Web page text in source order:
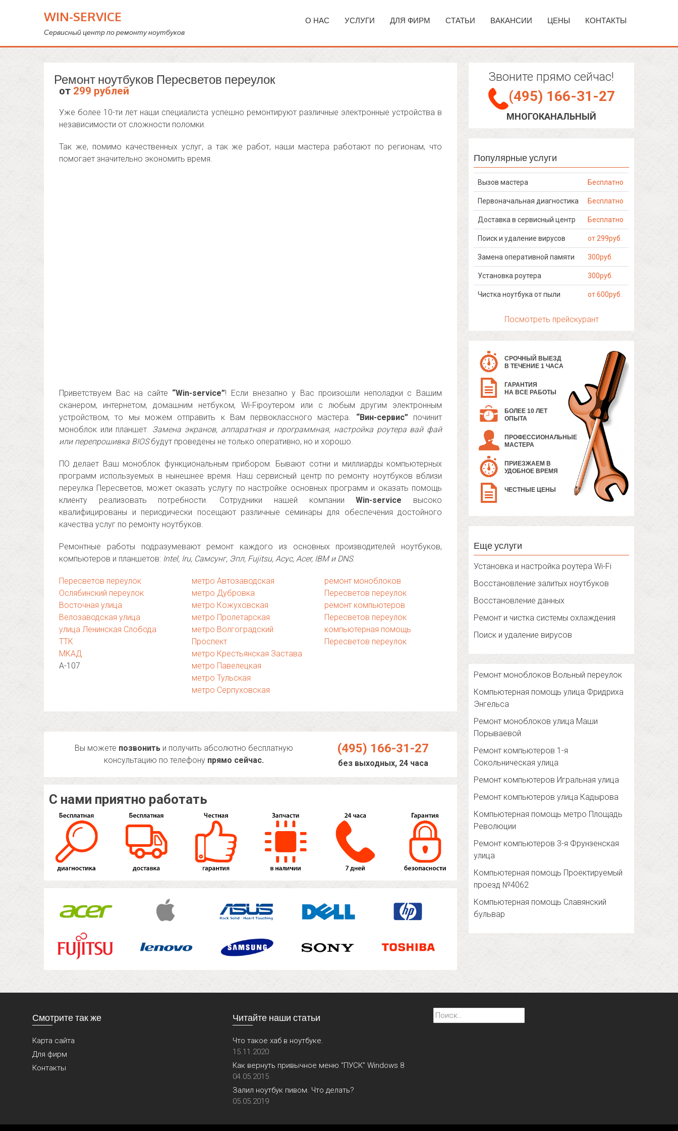
WIN-SERVICE
Сервисный центр по ремонту ноутбуков
О НАС УСЛУГИ ДЛЯ ФИРМ СТАТЬИ ВАКАНСИИ ЦЕНЫ КОНТАКТЫ
Ремонт ноутбуков Пересветов переулок
от 299 рублей
Уже более 10-ти лет наши специалиста успешно ремонтируют различные электронные устройства в
независимости от сложности поломки.
Так же, помимо качественных услуг, а так же работ, наши мастера работают по регионам, что
помогает значительно экономить время.
Приветствуем Вас на сайте “Win-service”! Если внезапно у Вас произошли неполадки с Вашим
сканером, интернетом, домашним нетбуком, Wi-Fiроутером или с любым другим электронным
устройством, то мы можем отправить к Вам первоклассного мастера. “Вин-сервис”починит
моноблок или планшет. Замена экранов, аппаратная и программная, настройка роутера вай фай
или перепрошивка BIOSбудут проведены не только оперативно, но и хорошо.
ПО делает Ваш моноблок функциональным прибором. Бывают сотни и миллиарды компьютерных
программ используемых в нынешнее время. Наш сервисный центр по ремонту ноутбуков вблизи
переулка Пересветов, может оказать услугу по настройке основных программ и оказать помощь
клиенту реализовать потребности. Сотрудники нашей компанииWin-service высоко
квалифицированы и периодически посещают различные семинары для обеспечения достойного
качества услуг по ремонту ноутбуков.
Ремонтные работы подразумевают ремонт каждого из основных производителей ноутбуков,
компьютеров и планшетов: Intel, Iru, Самсунг, Эпл, Fujitsu, Асус, Acer, IBM и DNS.
Пересветов переулок
Ослябинский переулок
Восточная улица
Велозаводская улица
улица Ленинская Слобода
ТТК
МКАД
А-107
метро Автозаводская
метро Дубровка
метро Кожуховская
метро Пролетарская
метро Волгоградский
Проспект
метро Крестьянская Застава
метро Павелецкая
метро Тульская
метро Серпуховская
ремонт моноблоков
Пересветов переулок
ремонт компьютеров
Пересветов переулок
компьютерная помощь
Пересветов переулок
Вы можете позвонить и получить абсолютно бесплатную
консультацию по телефону прямо сейчас.
(495) 166-31-27
без выходных, 24 часа
С нами приятно работать
Звоните прямо сейчас!
(495) 166-31-27
МНОГОКАНАЛЬНЫЙ
Популярные услуги
Вызов мастера Бесплатно
Первоначальная диагностика Бесплатно
Доставка в сервисный центр Бесплатно
Поиск и удаление вирусов от 299руб.
Замена оперативной памяти 300руб.
Установка роутера 300руб.
Чистка ноутбука от пыли от 600руб.
Посмотреть прейскурант
СРОЧНЫЙ ВЫЕЗД
В ТЕЧЕНИЕ 1 ЧАСА
ГАРАНТИЯ
НА ВСЕ РАБОТЫ
БОЛЕЕ 10 ЛЕТ
ОПЫТА
ПРОФЕССИОНАЛЬНЫЕ
МАСТЕРА
ПРИЕЗЖАЕМ В
УДОБНОЕ ВРЕМЯ
ЧЕСТНЫЕ ЦЕНЫ
Еще услуги
Установка и настройка роутера Wi-Fi
Восстановление залитых ноутбуков
Восстановление данных
Ремонт и чистка системы охлаждения
Поиск и удаление вирусов
Ремонт моноблоков Вольный переулок
Компьютерная помощь улица Фридриха
Энгельса
Ремонт моноблоков улица Маши
Порываевой
Ремонт компьютеров 1-я
Сокольническая улица
Ремонт компьютеров Игральная улица
Ремонт компьютеров улица Кадырова
Компьютерная помощь метро Площадь
Революции
Ремонт компьютеров 3-я Фрунзенская
улица
Компьютерная помощь Проектируемый
проезд №4062
Компьютерная помощь Славянский
бульвар
Смотрите так же
Карта сайта
Для фирм
Контакты
Читайте наши статьи
Что такое хаб в ноутбуке.
15.11.2020
Как вернуть привычное меню “ПУСК” Windows 8
04.05.2015
Залил ноутбук пивом. Что делать?
05.05.2019
Найти: